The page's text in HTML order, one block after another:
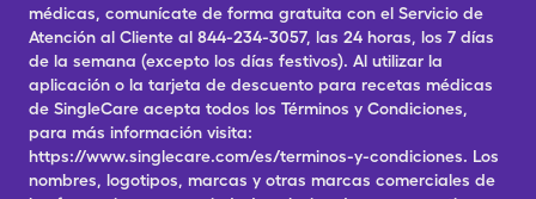
médicas, comunícate de forma gratuita con el Servicio de
Atención al Cliente al 844-234-3057, las 24 horas, los 7 días
de la semana (excepto los días festivos). Al utilizar la
aplicación o la tarjeta de descuento para recetas médicas
de SingleCare acepta todos los Términos y Condiciones,
para más información visita:
https://www.singlecare.com/es/terminos-y-condiciones. Los
nombres, logotipos, marcas y otras marcas comerciales de